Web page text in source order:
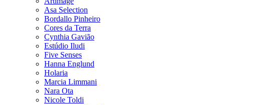
Asa Selection
Bordallo Pinheiro
Cores da Terra
Cynthia Gavião
Estúdio Iludi
Five Senses
Hanna Englund
Holaria
Marcia Limmani
Nara Ota
Nicole Toldi